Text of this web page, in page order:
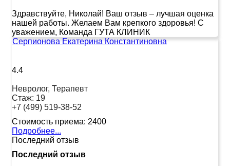
Здравствуйте, Николай! Ваш отзыв – лучшая оценка
нашей работы. Желаем Вам крепкого здоровья! С
уважением, Команда ГУТА КЛИНИК
Серпионова Екатерина Константиновна
4.4
Невролог, Терапевт
Стаж: 19
+7 (499) 519-38-52
Стоимость приема: 2400
Подробнее...
Последний отзыв
Последний отзыв